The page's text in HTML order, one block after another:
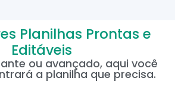
Planilhas Prontas e
Editáveis
ou avançado, aqui você
a planilha que precisa.